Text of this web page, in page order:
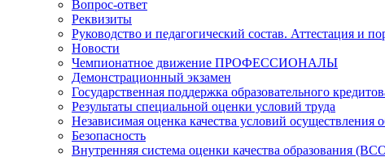
Вопрос-ответ
Реквизиты
Руководство и педагогический состав. Аттестация и
Новости
Чемпионатное движение ПРОФЕССИОНАЛЫ
Демонстрационный экзамен
Государственная поддержка образовательного
Результаты специальной оценки условий труда
Независимая оценка качества условий осуществления
Безопасность
Внутренняя система оценки качества образования